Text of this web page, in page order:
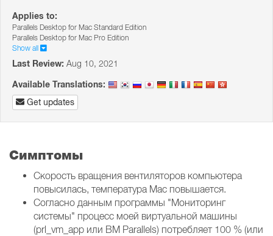
Applies to:
Parallels Desktop for Mac Standard Edition
Parallels Desktop for Mac Pro Edition
Show all
Last Review: Aug 10, 2021
Available Translations:
Get updates
Симптомы
Скорость вращения вентиляторов компьютера
повысилась, температура Mac повышается.
Согласно данным программы "Мониторинг
системы" процесс моей виртуальной машины
(prl_vm_app или ВМ Parallels) потребляет 100 % (или